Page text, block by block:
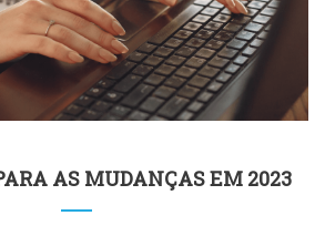
AS MUDANÇAS EM 2023